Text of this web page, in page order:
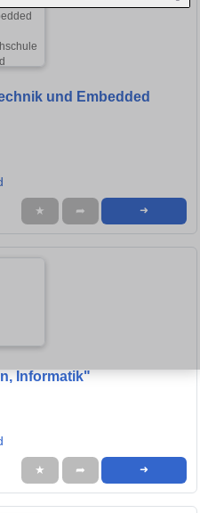
und Embedded
★ ➦ ➜
Informatik"
★ ➦ ➜